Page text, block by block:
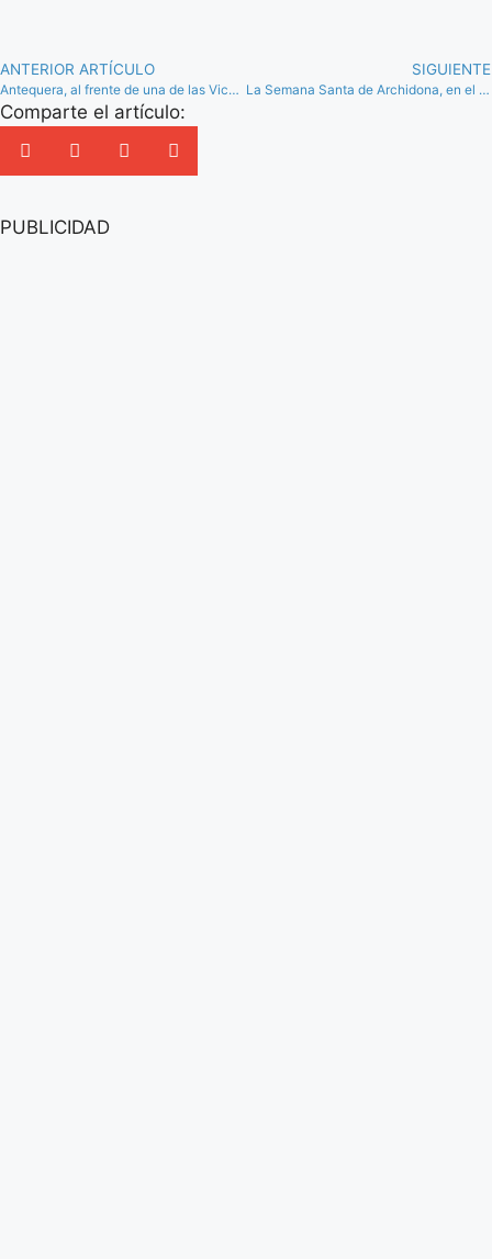
ANTERIOR ARTÍCULO
Antequera, al frente de una de las Vicepresidencias de la asociación Spain by Train
SIGUIENTE
La Semana Santa de Archidona, en el Canal Cofrade de ACUTEL para su difusión nacional
Comparte el artículo:
PUBLICIDAD